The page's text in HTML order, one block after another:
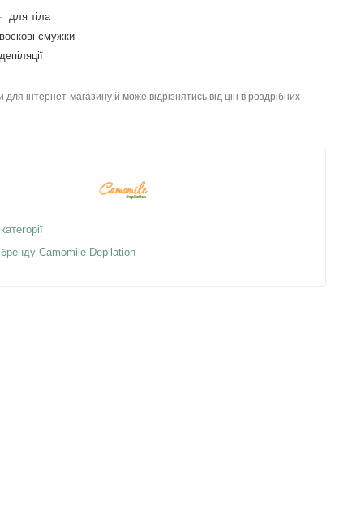
для тіла
воскові смужки
для інтернет-магазину й може відрізнятись від цін в роздрібних
бренду Camomile Depilation